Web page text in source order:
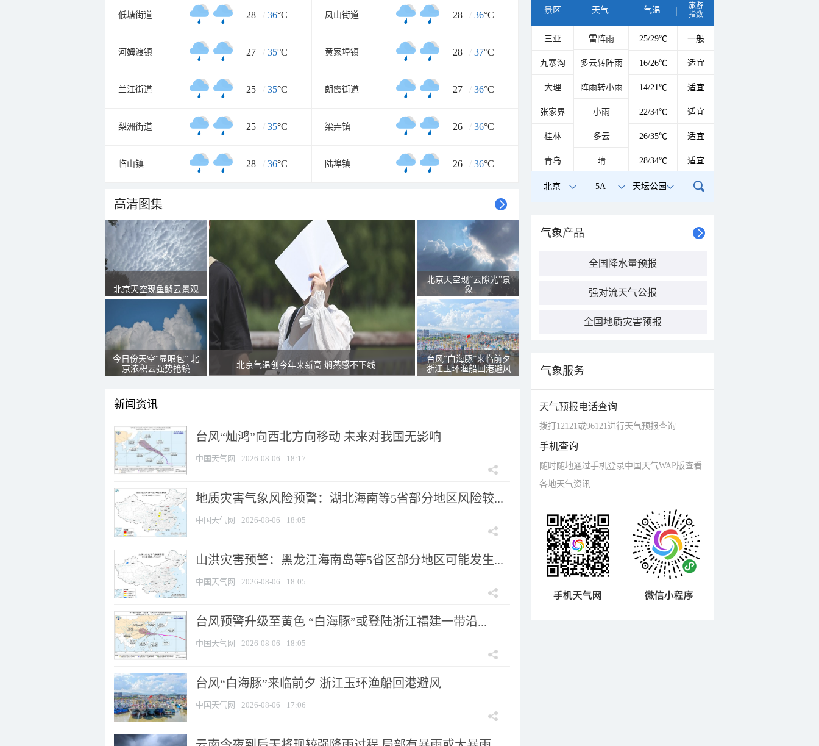
低塘街道 28 / 36°C 凤山街道 28 / 36°C
河姆渡镇 27 / 35°C 黄家埠镇 28 / 37°C
兰江街道 25 / 35°C 朗霞街道 27 / 36°C
梨洲街道 25 / 35°C 梁弄镇 26 / 36°C
临山镇 28 / 36°C 陆埠镇 26 / 36°C
高清图集
北京天空现鱼鳞云景观
今日份天空“显眼包” 北
京浓积云强势抢镜
北京气温创今年来新高 焖蒸感不下线
北京天空现“云隙光”景
象
台风“白海豚”来临前夕
浙江玉环渔船回港避风
新闻资讯
台风“灿鸿”向西北方向移动 未来对我国无影响
中国天气网 2026-08-06 18:17
地质灾害气象风险预警：湖北海南等5省部分地区风险较...
中国天气网 2026-08-06 18:05
山洪灾害预警：黑龙江海南岛等5省区部分地区可能发生...
中国天气网 2026-08-06 18:05
台风预警升级至黄色 “白海豚”或登陆浙江福建一带沿...
中国天气网 2026-08-06 18:05
台风“白海豚”来临前夕 浙江玉环渔船回港避风
中国天气网 2026-08-06 17:06
景区 天气 气温
旅游
指数
三亚 雷阵雨 25/29℃ 一般
九寨沟 多云转阵雨 16/26℃ 适宜
大理 阵雨转小雨 14/21℃ 适宜
张家界 小雨 22/34℃ 适宜
桂林 多云 26/35℃ 适宜
青岛 晴 28/34℃ 适宜
北京 5A 天坛公园
气象产品
全国降水量预报
强对流天气公报
全国地质灾害预报
气象服务
天气预报电话查询
拨打12121或96121进行天气预报查询
手机查询
随时随地通过手机登录中国天气WAP版查看
各地天气资讯